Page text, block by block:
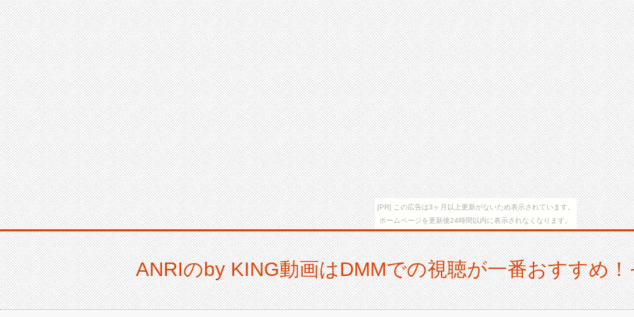
[PR] この広告は3ヶ月以上更新がないため表示されています。
ホームページを更新後24時間以内に表示されなくなります。
ANRIのby KING動画はDMMでの視聴が一番おすすめ